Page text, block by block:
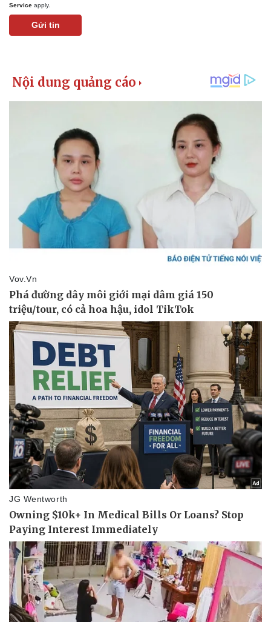
Pháp luật
Vụ án
Tin nóng
Tư vấn luật
Quân sự - Quốc phòng
Vũ khí
Phân tích
Service apply.
Gửi tin